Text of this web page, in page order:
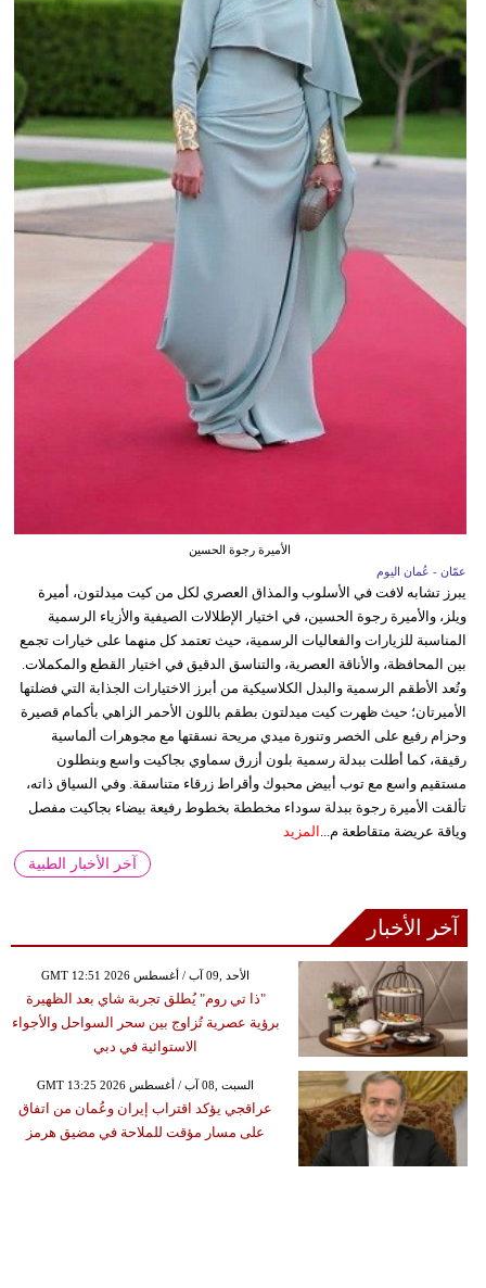
الأميرة رجوة الحسين
عمّان - عُمان اليوم
يبرز تشابه لافت في الأسلوب والمذاق العصري لكل من كيت ميدلتون، أميرة
ويلز، والأميرة رجوة الحسين، في اختيار الإطلالات الصيفية والأزياء الرسمية
المناسبة للزيارات والفعاليات الرسمية، حيث تعتمد كل منهما على خيارات تجمع
بين المحافظة، والأناقة العصرية، والتناسق الدقيق في اختيار القطع والمكملات.
وتُعد الأطقم الرسمية والبدل الكلاسيكية من أبرز الاختيارات الجذابة التي فضلتها
الأميرتان؛ حيث ظهرت كيت ميدلتون بطقم باللون الأحمر الزاهي بأكمام قصيرة
وحزام رفيع على الخصر وتنورة ميدي مريحة نسقتها مع مجوهرات ألماسية
رقيقة، كما أطلت ببدلة رسمية بلون أزرق سماوي بجاكيت واسع وبنطلون
مستقيم واسع مع توب أبيض محبوك وأقراط زرقاء متناسقة. وفي السياق ذاته،
تألقت الأميرة رجوة ببدلة سوداء مخططة بخطوط رفيعة بيضاء بجاكيت مفصل
وياقة عريضة متقاطعة م... المزيد
آخر الأخبار الطبية
آخر الأخبار
GMT 12:51 2026 الأحد ,09 آب / أغسطس
"ذا تي روم" يُطلق تجربة شاي بعد الظهيرة
برؤية عصرية تُزاوج بين سحر السواحل والأجواء
الاستوائية في دبي
GMT 13:25 2026 السبت ,08 آب / أغسطس
عراقجي يؤكد اقتراب إيران وعُمان من اتفاق
على مسار مؤقت للملاحة في مضيق هرمز